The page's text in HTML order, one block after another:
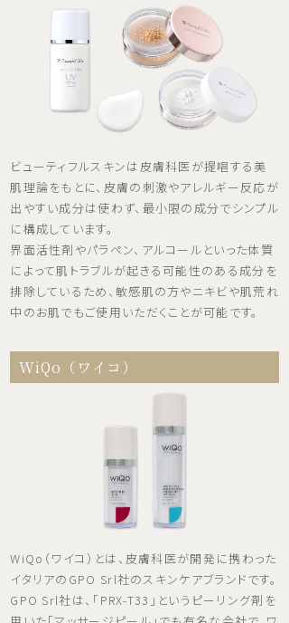
ビューティフルスキンは皮膚科医が提唱する美
肌理論をもとに、皮膚の刺激やアレルギー反応が
出やすい成分は使わず、最小限の成分でシンプル
に構成しています。
界面活性剤やパラペン、アルコールといった体質
によって肌トラブルが起きる可能性のある成分を
排除しているため、敏感肌の方やニキビや肌荒れ
中のお肌でもご使用いただくことが可能です。
WiQo（ワイコ）
WiQo（ワイコ）とは、皮膚科医が開発に携わった
イタリアのGPO Srl社のスキンケアブランドです。
GPO Srl社は、「PRX-T33」というピーリング剤を